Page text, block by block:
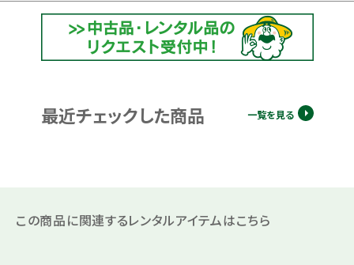
最近チェックした商品 一覧を見る
この商品に関連するレンタルアイテムはこちら